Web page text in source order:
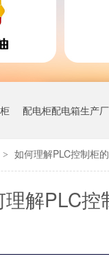
配电柜配电箱生产
> 如何理解PLC控制柜
理解PLC